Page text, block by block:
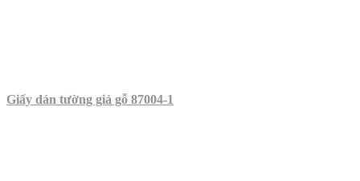
Giấy dán tường giả gỗ 87004-1